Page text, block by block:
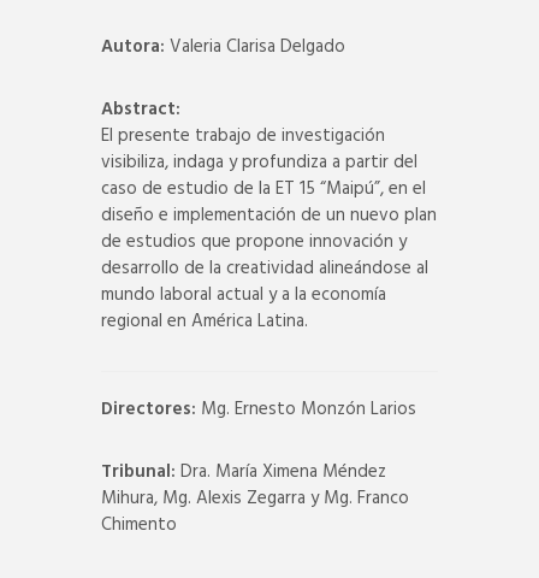
Autora: Valeria Clarisa Delgado
Abstract:
El presente trabajo de investigación
visibiliza, indaga y profundiza a partir del
caso de estudio de la ET 15 “Maipú”, en el
diseño e implementación de un nuevo plan
de estudios que propone innovación y
desarrollo de la creatividad alineándose al
mundo laboral actual y a la economía
regional en América Latina.
Directores: Mg. Ernesto Monzón Larios
Tribunal: Dra. María Ximena Méndez
Mihura, Mg. Alexis Zegarra y Mg. Franco
Chimento